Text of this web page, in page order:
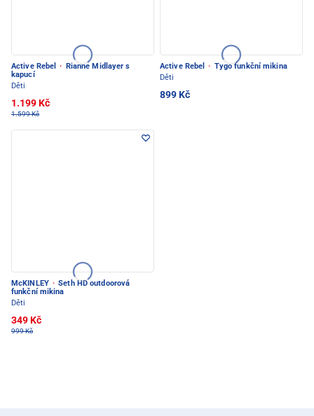
Active Rebel ·
Rianne Midlayer s
kapucí
Děti
1.199 Kč
1.599 Kč
Active Rebel · Tygo funkční mikina
Děti
899 Kč
McKINLEY · Seth HD outdoorová
funkční mikina
Děti
349 Kč
999 Kč